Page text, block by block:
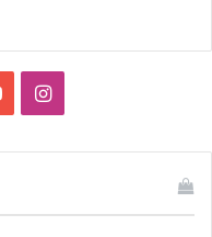
YouTubeInstagram